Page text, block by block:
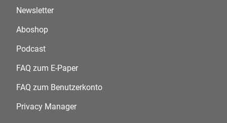
Newsletter
Aboshop
Podcast
FAQ zum E-Paper
FAQ zum Benutzerkonto
Privacy Manager